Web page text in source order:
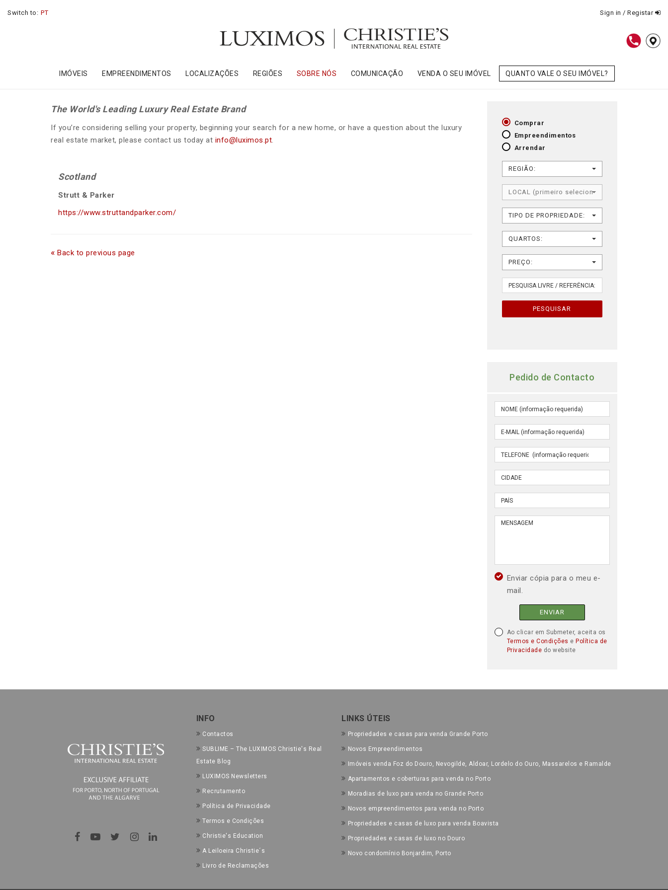
Switch to: PT Sign in / Registar
IMÓVEIS EMPREENDIMENTOS LOCALIZAÇÕES REGIÕES SOBRE NÓS COMUNICAÇÃO VENDA O SEU IMÓVEL QUANTO VALE O SEU IMÓVEL?
The World's Leading Luxury Real Estate Brand
If you’re considering selling your property, beginning your search for a new home, or have a question about the luxury
real estate market, please contact us today at info@luximos.pt.
Scotland
Strutt & Parker
https://www.struttandparker.com/
« Back to previous page
Comprar
Empreendimentos
Arrendar
REGIÃO:
LOCAL (primeiro selecione REGIÃO)
TIPO DE PROPRIEDADE:
QUARTOS:
PREÇO:
PESQUISAR
Pedido de Contacto
Enviar cópia para o meu e-
mail.
ENVIAR
Ao clicar em Submeter, aceita os
Termos e Condições e Política de
Privacidade do website
INFO
Contactos
SUBLIME – The LUXIMOS Christie's Real
Estate Blog
LUXIMOS Newsletters
Recrutamento
Política de Privacidade
Termos e Condições
Christie's Education
A Leiloeira Christie´s
Livro de Reclamações
LINKS ÚTEIS
Propriedades e casas para venda Grande Porto
Novos Empreendimentos
Imóveis venda Foz do Douro, Nevogilde, Aldoar, Lordelo do Ouro, Massarelos e Ramalde
Apartamentos e coberturas para venda no Porto
Moradias de luxo para venda no Grande Porto
Novos empreendimentos para venda no Porto
Propriedades e casas de luxo para venda Boavista
Propriedades e casas de luxo no Douro
Novo condomínio Bonjardim, Porto